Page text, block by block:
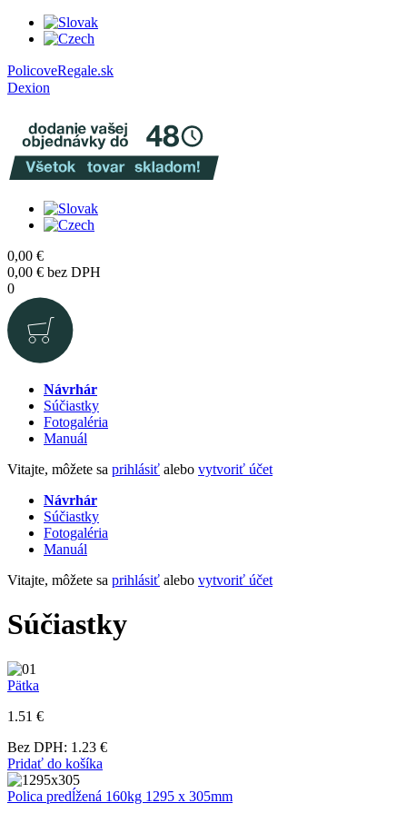
PolicoveRegale.sk
Dexion
0,00 €
0,00 € bez DPH
0
Návrhár
Súčiastky
Fotogaléria
Manuál
Vitajte, môžete sa prihlásiť alebo vytvoriť účet
Návrhár
Súčiastky
Fotogaléria
Manuál
Vitajte, môžete sa prihlásiť alebo vytvoriť účet
Súčiastky
Pätka
1.51 €
Bez DPH: 1.23 €
Pridať do košíka
Polica predĺžená 160kg 1295 x 305mm